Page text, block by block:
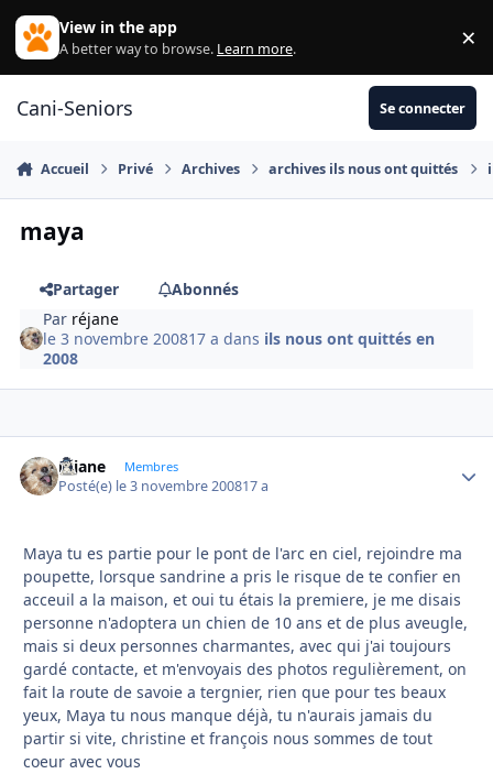
Aller au contenu
View in the app
A better way to browse. Learn more. ×
Cani-Seniors Se connecter
Accueil Privé Archives archives ils nous ont quittés
maya
Partager
Abonnés
Par réjane
le 3 novembre 200817 a dans ils nous ont quittés en
2008
réjane Membres
Posté(e) le 3 novembre 200817 a
Maya tu es partie pour le pont de l'arc en ciel, rejoindre ma
poupette, lorsque sandrine a pris le risque de te confier en
acceuil a la maison, et oui tu étais la premiere, je me disais
personne n'adoptera un chien de 10 ans et de plus aveugle,
mais si deux personnes charmantes, avec qui j'ai toujours
gardé contacte, et m'envoyais des photos regulièrement, on
fait la route de savoie a tergnier, rien que pour tes beaux
yeux, Maya tu nous manque déjà, tu n'aurais jamais du
partir si vite, christine et françois nous sommes de tout
coeur avec vous